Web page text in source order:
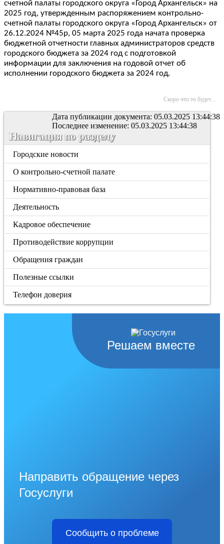
счетной палаты городского округа «Город Архангельск» на
2025 год, утвержденным распоряжением контрольно-
счетной палаты городского округа «Город Архангельск» от
26.12.2024 №45р, 05 марта 2025 года начата проверка
бюджетной отчетности главных администраторов средств
городского бюджета за 2024 год с подготовкой
информации для заключения на годовой отчет об
исполнении городского бюджета за 2024 год.
Скоро что то будет...
Дата публикации документа: 05.03.2025 13:44:38
Последнее изменение: 05.03.2025 13:44:38
Навигация по разделу
Городские новости
О контрольно-счетной палате
Нормативно-правовая база
Деятельность
Кадровое обеспечение
Противодействие коррупции
Обращения граждан
Полезные ссылки
Телефон доверия
Решаем вместе
Направить обращение через
Госуслуги
Сообщить о проблеме